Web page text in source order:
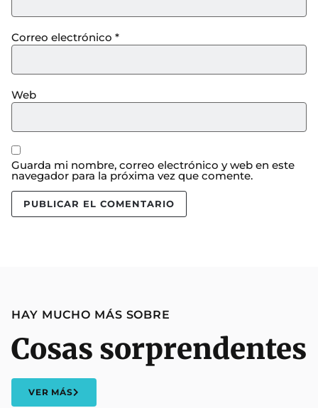
Correo electrónico *
Web
Guarda mi nombre, correo electrónico y web en este
navegador para la próxima vez que comente.
HAY MUCHO MÁS SOBRE
Cosas sorprendentes
VER MÁS